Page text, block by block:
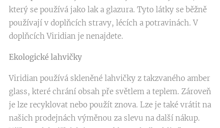
který se používá jako lak a glazura. Tyto látky se běžně
používají v doplňcích stravy, lécích a potravinách. V
doplňcích Viridian je nenajdete.
Ekologické lahvičky
Viridian používá skleněné lahvičky z takzvaného amber
glass, které chrání obsah pře světlem a teplem. Zároveň
je lze recyklovat nebo použít znova. Lze je také vrátit na
našich prodejnách výměnou za slevu na další nákup.